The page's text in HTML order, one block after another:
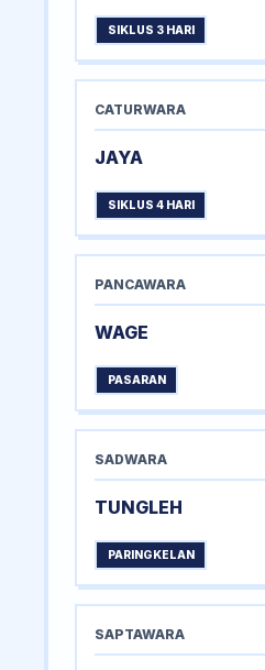
SIKLUS 3 HARI
CATURWARA
JAYA
SIKLUS 4 HARI
PANCAWARA
WAGE
PASARAN
SADWARA
TUNGLEH
PARINGKELAN
SAPTAWARA